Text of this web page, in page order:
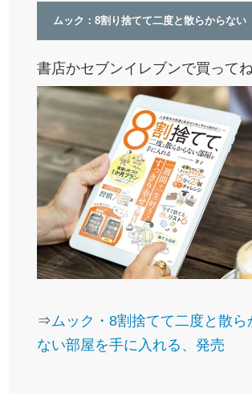
ムック：8割り捨てて二度と散らからない
書店かセブンイレブンで買ってね
⇒ムック・8割捨てて二度と散ら
ない部屋を手に入れる、発売